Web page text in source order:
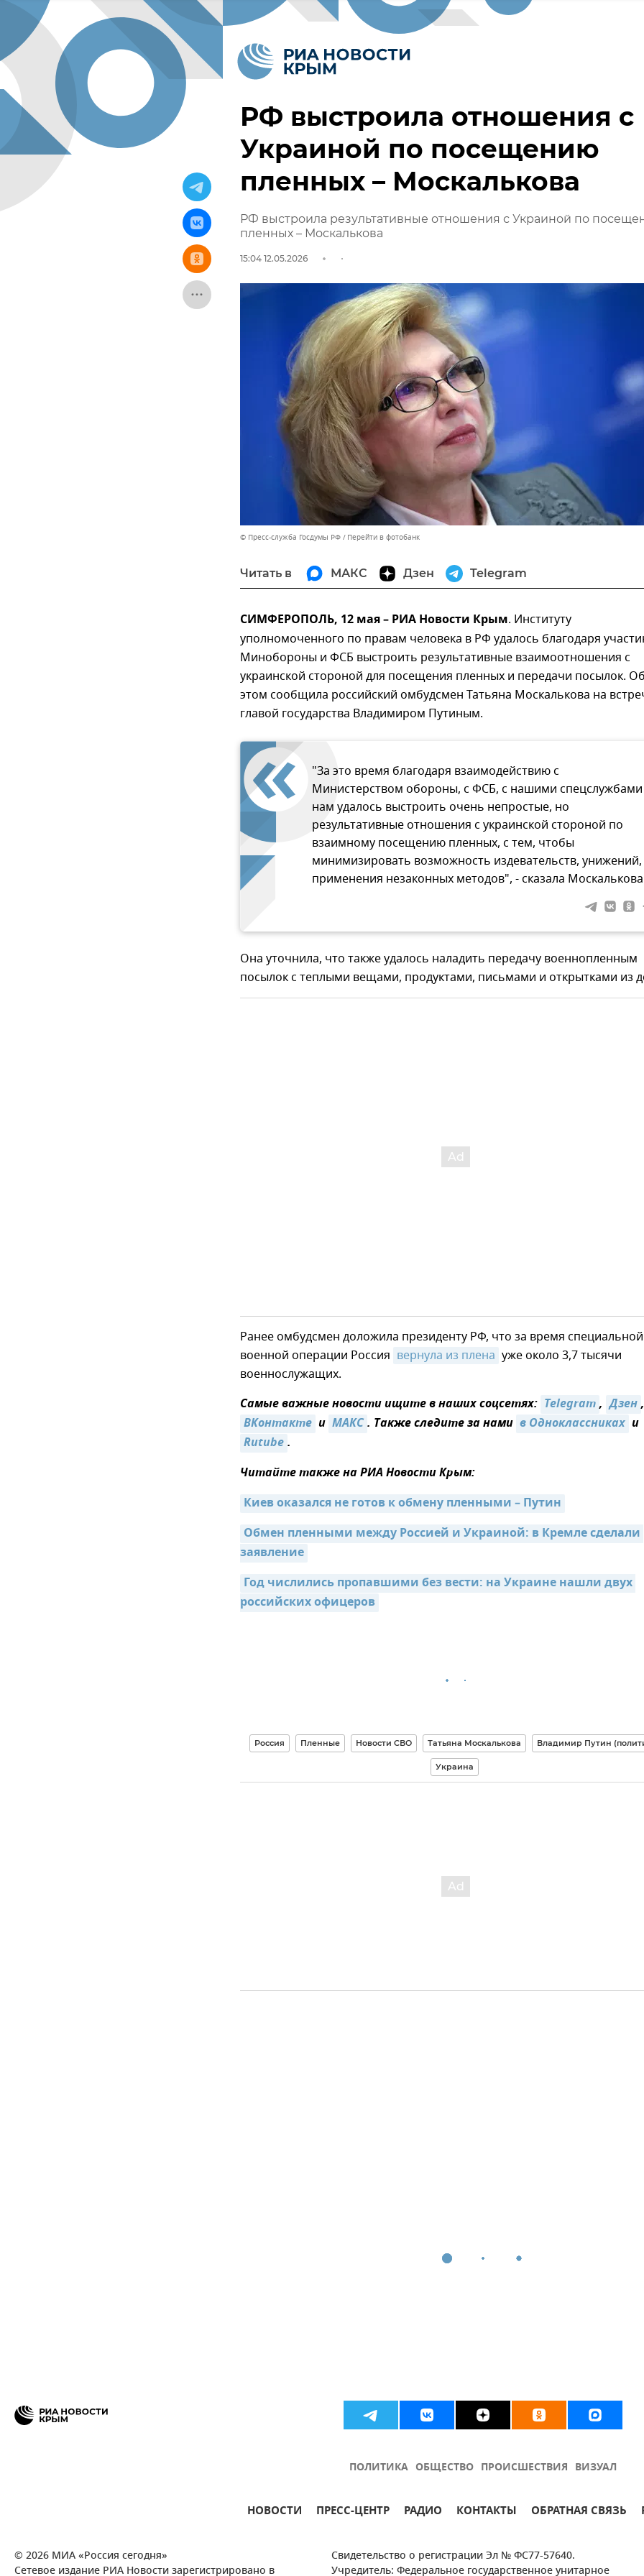
РФ выстроила отношения с
Украиной по посещению
пленных – Москалькова
РФ выстроила результативные отношения с Украиной по
пленных – Москалькова
15:04 12.05.2026
© Пресс-служба Госдумы РФ Перейти в фотобанк
Читать в МАКС Дзен Telegram
СИМФЕРОПОЛЬ, 12 мая – РИА Новости Крым. Институту
уполномоченного по правам человека в РФ удалось благодаря
Минобороны и ФСБ выстроить результативные взаимоотношения с
украинской стороной для посещения пленных и передачи посылок.
этом сообщила российский омбудсмен Татьяна Москалькова на
главой государства Владимиром Путиным.
"За это время благодаря взаимодействию с
Министерством обороны, с ФСБ, с нашими спецслужбами
нам удалось выстроить очень непростые, но
результативные отношения с украинской стороной по
взаимному посещению пленных, с тем, чтобы
минимизировать возможность издевательств, унижений,
применения незаконных методов", - сказала
Она уточнила, что также удалось наладить передачу военнопленным
посылок с теплыми вещами, продуктами, письмами и открытками из
Ранее омбудсмен доложила президенту РФ, что за время специальной
военной операции Россия вернула из плена уже около 3,7 тысячи
военнослужащих.
Самые важные новости ищите в наших соцсетях: Telegram, Дзен,
ВКонтакте и МАКС. Также следите за нами в Одноклассниках и
Rutube.
Читайте также на РИА Новости Крым:
Киев оказался не готов к обмену пленными – Путин
Обмен пленными между Россией и Украиной: в Кремле сделали
заявление
Год числились пропавшими без вести: на Украине нашли двух
российских офицеров
Россия Пленные Новости СВО Татьяна Москалькова Владимир Путин
Украина
ПОЛИТИКА ОБЩЕСТВО ПРОИСШЕСТВИЯ ВИЗУАЛ
НОВОСТИ ПРЕСС-ЦЕНТР РАДИО КОНТАКТЫ ОБРАТНАЯ СВЯЗЬ
© 2026 МИА «Россия сегодня»
Сетевое издание РИА Новости зарегистрировано в
Свидетельство о регистрации Эл № ФС77-57640.
Учредитель: Федеральное государственное унитарное